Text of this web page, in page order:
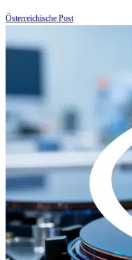
Österreichische Post